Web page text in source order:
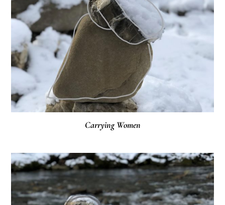
Carrying Women